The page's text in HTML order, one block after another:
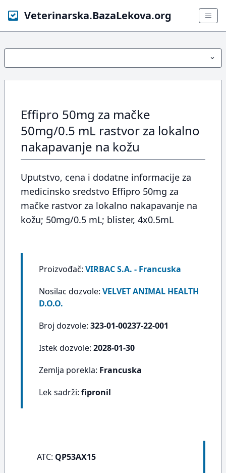
Veterinarska.BazaLekova.org
Effipro 50mg za mačke
50mg/0.5 mL rastvor za lokalno
nakapavanje na kožu
Uputstvo, cena i dodatne informacije za
medicinsko sredstvo Effipro 50mg za
mačke rastvor za lokalno nakapavanje na
kožu; 50mg/0.5 mL; blister, 4x0.5mL
Proizvođač: VIRBAC S.A. - Francuska
Nosilac dozvole: VELVET ANIMAL HEALTH
D.O.O.
Broj dozvole: 323-01-00237-22-001
Istek dozvole: 2028-01-30
Zemlja porekla: Francuska
Lek sadrži: fipronil
ATC: QP53AX15